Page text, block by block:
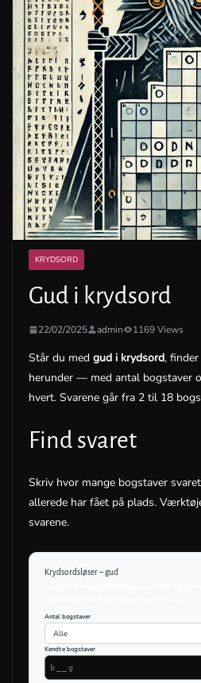
KRYDSORD
Gud i krydsord
22/02/2025 admin 1169 Views
Står du med gud i krydsord,
herunder — med antal bogstaver
hvert. Svarene går fra 2 til 18
Find svaret
Skriv hvor mange bogstaver
allerede har fået på plads.
svarene.
Krydsordsløser – gud
Antal bogstaver
Kendte bogstaver